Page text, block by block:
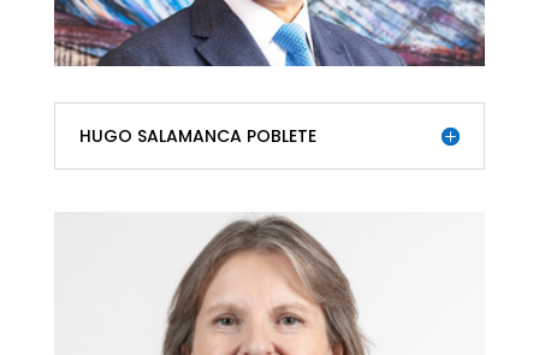
HUGO SALAMANCA POBLETE